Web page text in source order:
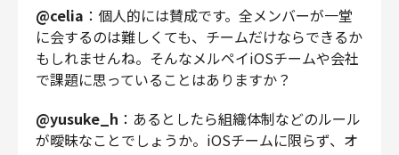
@celia ：個人的には賛成です。全メンバーが一堂
に会するのは難しくても、チームだけならできるか
もしれませんね。そんなメルペイiOSチームや会社
で課題に思っていることはありますか？
@yusuke_h ：あるとしたら組織体制などのルール
が曖昧なことでしょうか。iOSチームに限らず、オ